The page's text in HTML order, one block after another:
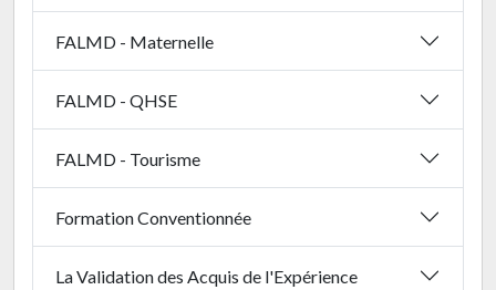
FALMD - Maternelle
FALMD - QHSE
FALMD - Tourisme
Formation Conventionnée
La Validation des Acquis de l'Expérience